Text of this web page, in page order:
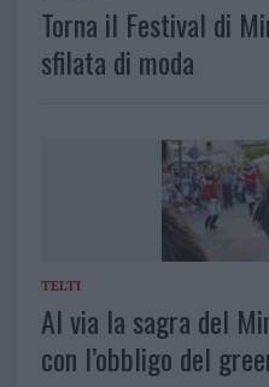
Torna il Festival di
sfilata di moda
TELTI
Al via la sagra del
con l’obbligo del